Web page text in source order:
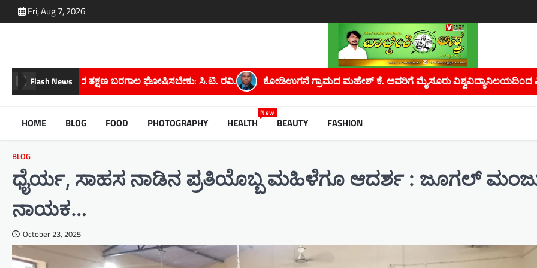
to
Fri, Aug 7, 2026
Flash News
ಘೋಷಿಸಬೇಕು: ಸಿ.ಟಿ. ರವಿ. ಕೋಡಿಉಗನೆ ಗ್ರಾಮದ ಮಹೇಶ್ ಕೆ. ಅವರಿಗೆ ಮೈಸೂರು ವಿಶ್ವವಿದ್ಯಾನಿಲಯದಿಂದ ಪಿಎಚ್.ಡಿ ಪದವಿ… ಮಲೇರಿಯಾ,
HOME BLOG FOOD PHOTOGRAPHY HEALTH
New
BEAUTY FASHION
BLOG
ಧೈರ್ಯ, ಸಾಹಸ ನಾಡಿನ ಪ್ರತಿಯೊಬ್ಬ ಮಹಿಳೆಗೂ ಆದರ್ಶ : ಜೂಗಲ್
ನಾಯಕ…
October 23, 2025